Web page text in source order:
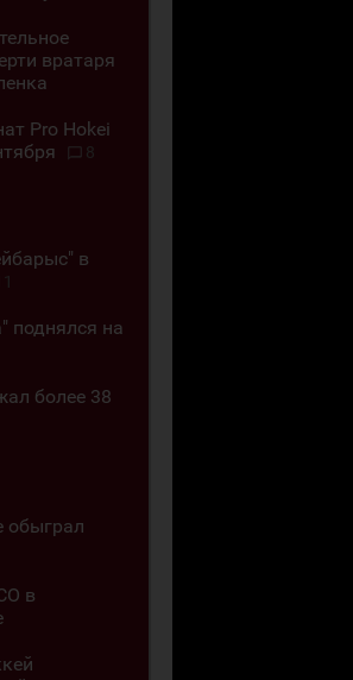
вратаря
Pro Hokei
8
в
1
поднялся на
более 38
обыграл
в